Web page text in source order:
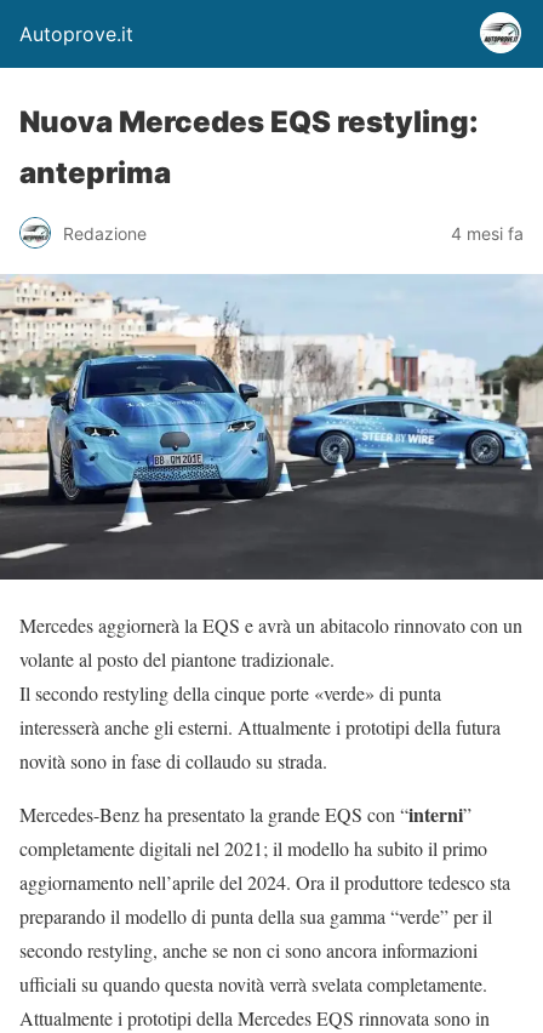
Autoprove.it
Nuova Mercedes EQS restyling:
anteprima
Redazione 4 mesi fa
Mercedes aggiornerà la EQS e avrà un abitacolo rinnovato con un
volante al posto del piantone tradizionale.
Il secondo restyling della cinque porte «verde» di punta
interesserà anche gli esterni. Attualmente i prototipi della futura
novità sono in fase di collaudo su strada.
Mercedes-Benz ha presentato la grande EQS con “interni”
completamente digitali nel 2021; il modello ha subito il primo
aggiornamento nell’aprile del 2024. Ora il produttore tedesco sta
preparando il modello di punta della sua gamma “verde” per il
secondo restyling, anche se non ci sono ancora informazioni
ufficiali su quando questa novità verrà svelata completamente.
Attualmente i prototipi della Mercedes EQS rinnovata sono in